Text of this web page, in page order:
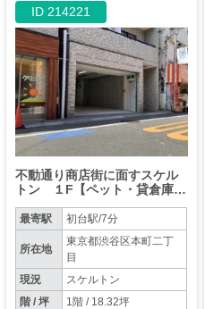
ID 214221
不動通り商店街に面すスケル
トン １F【ペット・貸倉庫等
最寄駅 初台駅/7分
所在地
東京都渋谷区本町二丁
目
現況
スケルトン
階 / 坪
1階 / 18.32坪